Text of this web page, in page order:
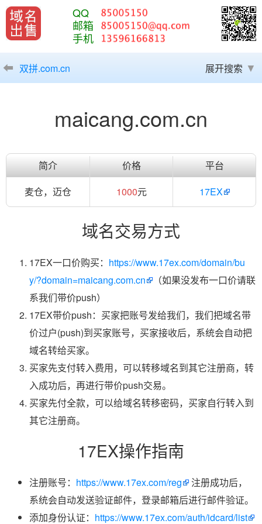
QQ
邮箱
手机
双拼.com.cn 展开搜索
maicang.com.cn
简介 价格
平台
麦仓，迈仓
1000元 17EX
域名交易方式
17EX一口价购买： https://www.17ex.com/domain/bu
y/?domain=maicang.com.cn
（如果没发布一口价请联
系我们带价push）
17EX带价push：买家把账号发给我们，我们把域名带
价过户(push)到买家账号，买家接收后，系统会自动把
域名转给买家。
买家先支付转入费用，可以转移域名到其它注册商，转
入成功后，再进行带价push交易。
买家先付全款，可以给域名转移密码，买家自行转入到
其它注册商。
17EX操作指南
注册账号： https://www.17ex.com/reg
注册成功后，
系统会自动发送验证邮件，登录邮箱后进行邮件验证。
添加身份认证： https://www.17ex.com/auth/idcard/list